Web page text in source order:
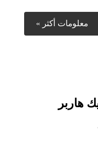
معلومات أكثر »
هاربر